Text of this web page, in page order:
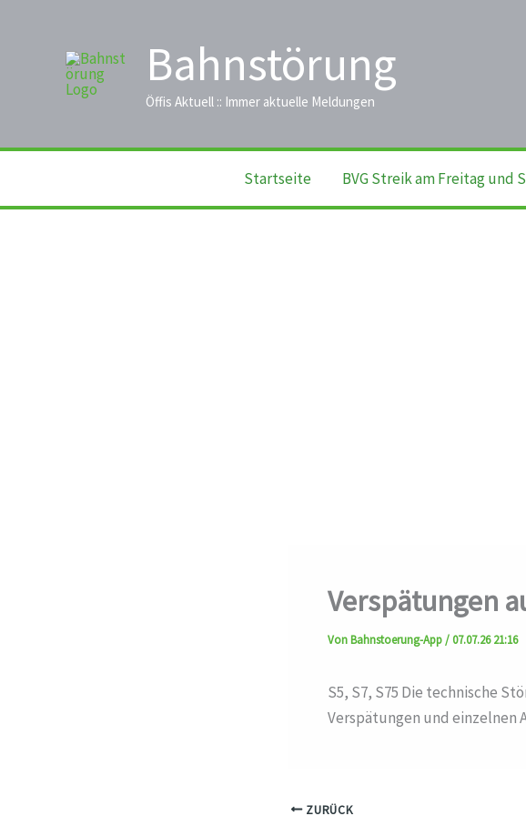
Bahnstörung
Öffis Aktuell :: Immer aktuelle Meldungen
Startseite BVG Streik am Freitag und
Verspätungen
VonBahnstoerung-App/ 07.07.26 21:16
S5, S7, S75 Die technische
Verspätungen und einzelnen
ZURÜCK